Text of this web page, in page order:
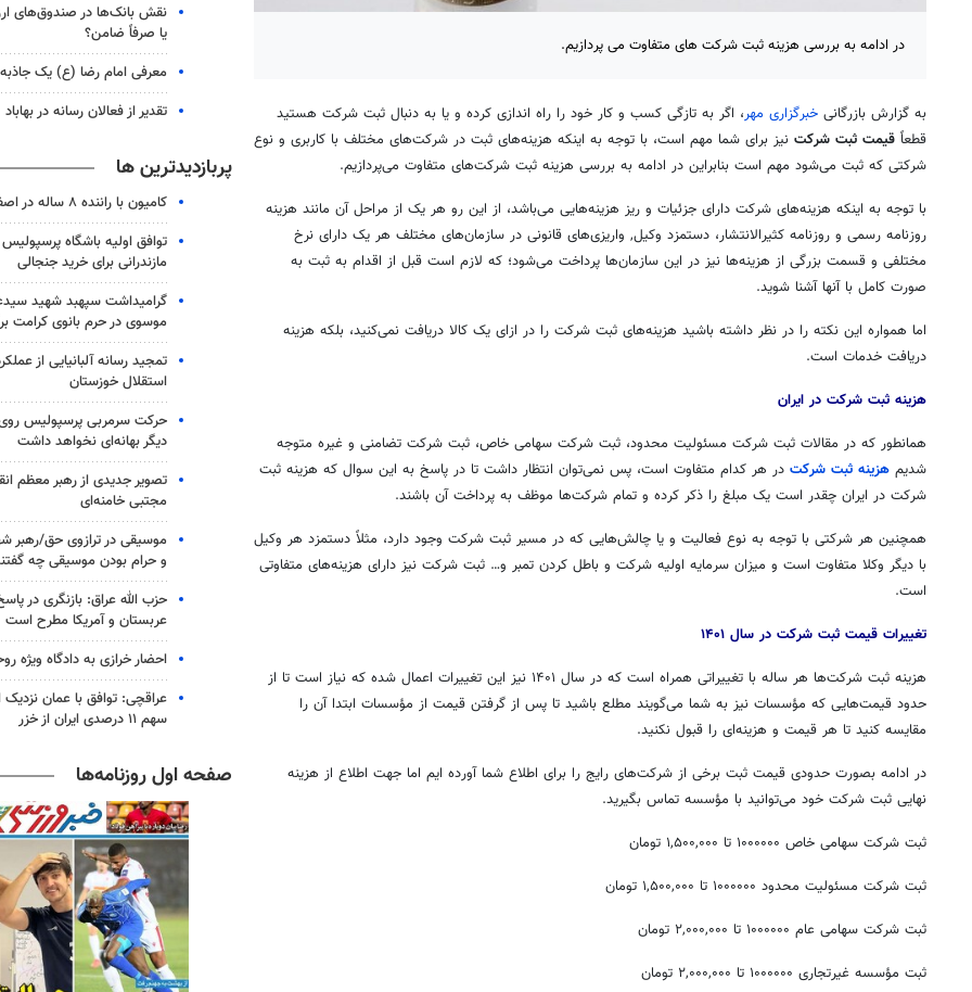
در ادامه به بررسی هزینه ثبت شرکت های متفاوت می پردازیم.
به گزارش بازرگانی خبرگزاری مهر، اگر به تازگی کسب و کار خود را راه اندازی کرده و یا به دنبال ثبت شرکت هستید
قطعاً قیمت ثبت شرکت نیز برای شما مهم است، با توجه به اینکه هزینه‌های ثبت در شرکت‌های مختلف با کاربری و نوع
شرکتی که ثبت می‌شود مهم است بنابراین در ادامه به بررسی هزینه ثبت شرکت‌های متفاوت می‌پردازیم.
با توجه به اینکه هزینه‌های شرکت دارای جزئیات و ریز هزینه‌هایی می‌باشد، از این رو هر یک از مراحل آن مانند هزینه
روزنامه رسمی و روزنامه کثیرالانتشار، دستمزد وکیل, واریزی‌های قانونی در سازمان‌های مختلف هر یک دارای نرخ
مختلفی و قسمت بزرگی از هزینه‌ها نیز در این سازمان‌ها پرداخت می‌شود؛ که لازم است قبل از اقدام به ثبت به
صورت کامل با آنها آشنا شوید.
اما همواره این نکته را در نظر داشته باشید هزینه‌های ثبت شرکت را در ازای یک کالا دریافت نمی‌کنید، بلکه هزینه
دریافت خدمات است.
هزینه ثبت شرکت در ایران
همانطور که در مقالات ثبت شرکت مسئولیت محدود، ثبت شرکت سهامی خاص، ثبت شرکت تضامنی و غیره متوجه
شدیم هزینه ثبت شرکت در هر کدام متفاوت است، پس نمی‌توان انتظار داشت تا در پاسخ به این سوال که هزینه ثبت
شرکت در ایران چقدر است یک مبلغ را ذکر کرده و تمام شرکت‌ها موظف به پرداخت آن باشند.
همچنین هر شرکتی با توجه به نوع فعالیت و یا چالش‌هایی که در مسیر ثبت شرکت وجود دارد، مثلاً دستمزد هر وکیل
با دیگر وکلا متفاوت است و میزان سرمایه اولیه شرکت و باطل کردن تمبر و… ثبت شرکت نیز دارای هزینه‌های متفاوتی
است.
تغییرات قیمت ثبت شرکت در سال ۱۴۰۱
هزینه ثبت شرکت‌ها هر ساله با تغییراتی همراه است که در سال ۱۴۰۱ نیز این تغییرات اعمال شده که نیاز است تا از
حدود قیمت‌هایی که مؤسسات نیز به شما می‌گویند مطلع باشید تا پس از گرفتن قیمت از مؤسسات ابتدا آن را
مقایسه کنید تا هر قیمت و هزینه‌ای را قبول نکنید.
در ادامه بصورت حدودی قیمت ثبت برخی از شرکت‌های رایج را برای اطلاع شما آورده ایم اما جهت اطلاع از هزینه
نهایی ثبت شرکت خود می‌توانید با مؤسسه تماس بگیرید.
ثبت شرکت سهامی خاص ۱۰۰۰۰۰۰ تا ۱,۵۰۰,۰۰۰ تومان
ثبت شرکت مسئولیت محدود ۱۰۰۰۰۰۰ تا ۱,۵۰۰,۰۰۰ تومان
ثبت شرکت سهامی عام ۱۰۰۰۰۰۰ تا ۲,۰۰۰,۰۰۰ تومان
ثبت مؤسسه غیرتجاری ۱۰۰۰۰۰۰ تا ۲,۰۰۰,۰۰۰ تومان
نقش بانک‌ها در صندوق‌های
یا صرفاً ضامن؟
معرفی امام رضا (ع) یک
تقدیر از فعالان رسانه در بهاباد
پربازدیدترین ها
کامیون با راننده ۸ ساله در اصفهان توقیف شد
توافق اولیه باشگاه
مازندرانی برای خرید جنجالی
گرامیداشت سپهبد شهید
موسوی در حرم بانوی کرامت
تمجید رسانه آلبانیایی از
استقلال خوزستان
حرکت سرمربی پرسپولیس روی
دیگر بهانه‌ای نخواهد داشت
تصویر جدیدی از رهبر معظم
مجتبی خامنه‌ای
موسیقی در ترازوی حق/رهبر
و حرام بودن موسیقی چه
حزب الله عراق: بازنگری در
عربستان و آمریکا مطرح است
احضار خرازی به دادگاه ویژه
عراقچی: توافق با عمان
سهم ۱۱ درصدی ایران از خزر
صفحه اول روزنامه‌ها